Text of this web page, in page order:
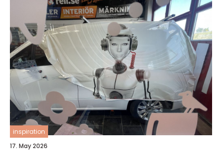
inspiration
17. May 2026